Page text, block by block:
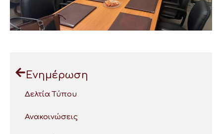
Ενημέρωση
Δελτία Τύπου
Ανακοινώσεις